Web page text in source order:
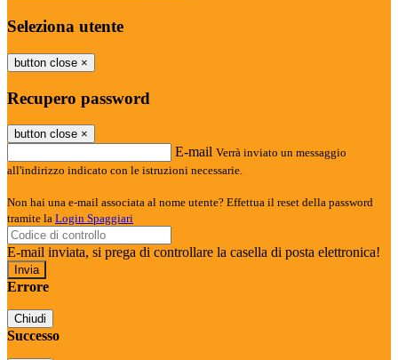
Seleziona utente
button close ×
Recupero password
button close ×
E-mail Verrà inviato un messaggio
all'indirizzo indicato con le istruzioni necessarie.
Non hai una e-mail associata al nome utente? Effettua il reset della password
tramite la Login Spaggiari
E-mail inviata, si prega di controllare la casella di posta elettronica!
Errore
Chiudi
Successo